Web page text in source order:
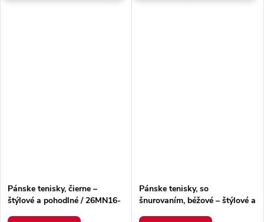
Pánske tenisky, čierne –
štýlové a pohodlné / 26MN16-
Pánske tenisky, so
šnurovaním, béžové – štýlové a